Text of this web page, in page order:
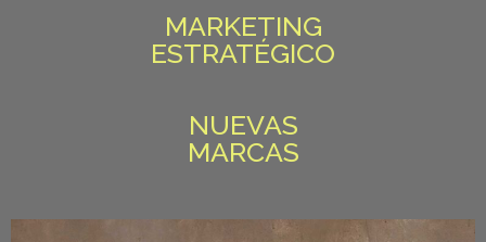
MARKETING
ESTRATÉGICO
NUEVAS
MARCAS